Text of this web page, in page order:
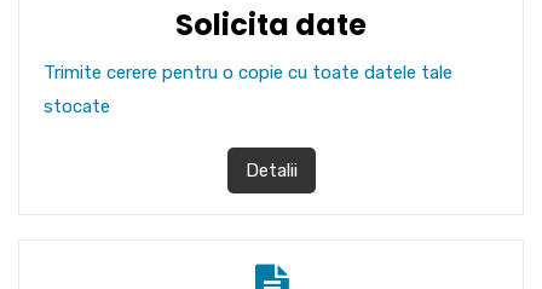
Solicita date
Trimite cerere pentru o copie cu toate datele tale
stocate
Detalii